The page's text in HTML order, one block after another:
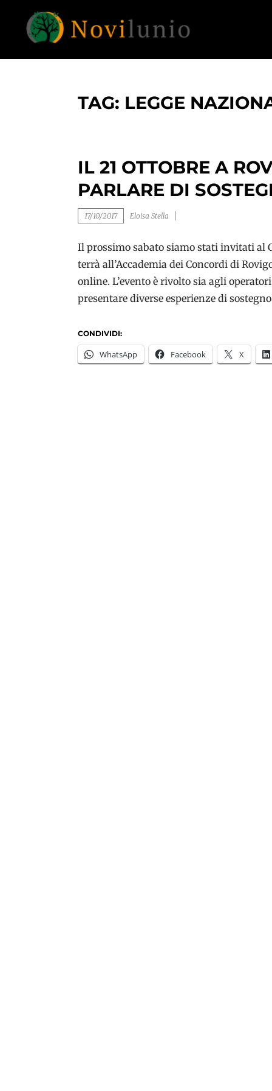
content
NOVILUNIO
Un aiuto con concreto dopo la diagnosi di
TAG: LEGGE
IL 21 OTTOBRE A
PARLARE DI
17/10/2017 Eloisa Stella
Il prossimo sabato siamo stati invitati al
terrà all’Accademia dei Concordi di
online. L’evento è rivolto sia agli
presentare diverse esperienze di
CONDIVIDI:
WhatsApp Facebook X